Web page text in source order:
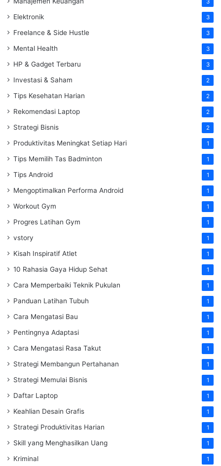
Elektronik 3
Freelance & Side Hustle 3
Mental Health 3
HP & Gadget Terbaru 3
Investasi & Saham 2
Tips Kesehatan Harian 2
Rekomendasi Laptop 2
Strategi Bisnis 2
Produktivitas Meningkat Setiap Hari 1
Tips Memilih Tas Badminton 1
Tips Android 1
Mengoptimalkan Performa Android 1
Workout Gym 1
Progres Latihan Gym 1
vstory 1
Kisah Inspiratif Atlet 1
10 Rahasia Gaya Hidup Sehat 1
Cara Memperbaiki Teknik Pukulan 1
Panduan Latihan Tubuh 1
Cara Mengatasi Bau 1
Pentingnya Adaptasi 1
Cara Mengatasi Rasa Takut 1
Strategi Membangun Pertahanan 1
Strategi Memulai Bisnis 1
Daftar Laptop 1
Keahlian Desain Grafis 1
Strategi Produktivitas Harian 1
Skill yang Menghasilkan Uang 1
Kriminal 1